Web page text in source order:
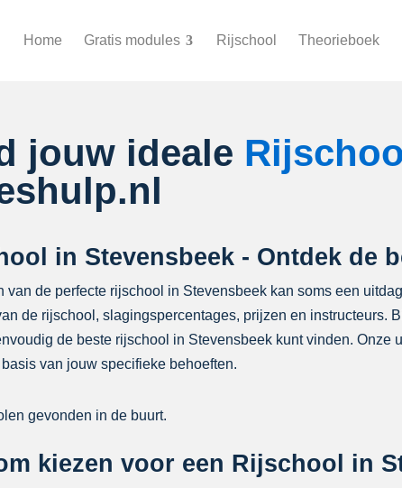
Home Gratis modules Rijschool Theorieboek
jouw ideale
in Stevensbeek - Ontdek de
van de perfecte rijschool in Stevensbeek kan soms een
de rijschool, slagingspercentages, prijzen en
de beste rijschool in Stevensbeek kunt vinden.
van jouw specifieke behoeften.
gevonden in de buurt.
kiezen voor een Rijschool in